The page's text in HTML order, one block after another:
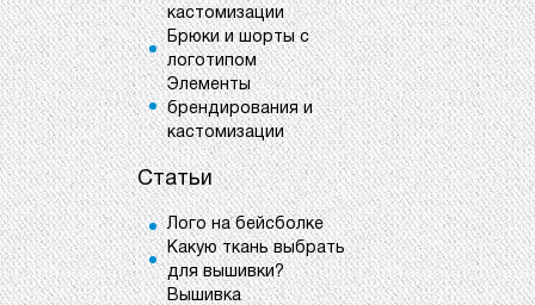
кастомизации
Брюки и шорты с
логотипом
Элементы
брендирования и
кастомизации
Статьи
Лого на бейсболке
Какую ткань выбрать
для вышивки?
Вышивка